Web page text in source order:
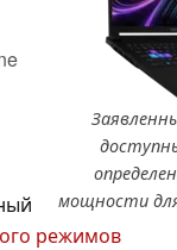
мощности
режимов